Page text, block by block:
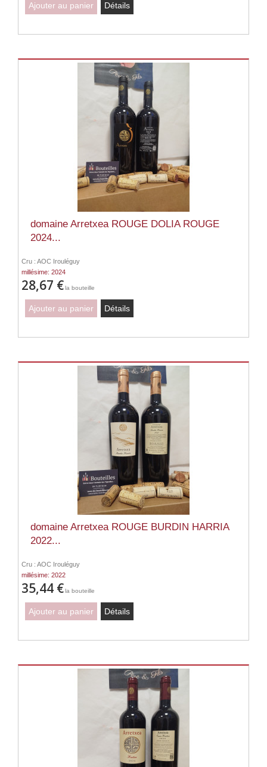
Ajouter au panier Détails
domaine Arretxea ROUGE DOLIA ROUGE
2024...
Cru : AOC Irouléguy
millésime: 2024
28,67 €la bouteille
Ajouter au panier Détails
domaine Arretxea ROUGE BURDIN HARRIA
2022...
Cru : AOC Irouléguy
millésime: 2022
35,44 €la bouteille
Ajouter au panier Détails